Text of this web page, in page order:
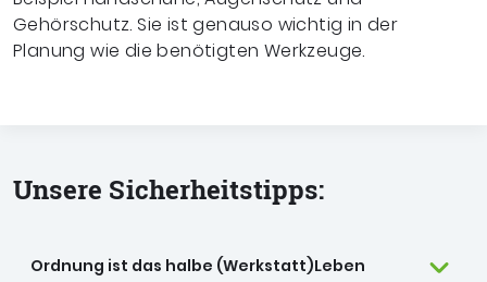
Gehörschutz. Sie ist genauso wichtig in der
Planung wie die benötigten Werkzeuge.
Unsere Sicherheitstipps:
Ordnung ist das halbe (Werkstatt)Leben